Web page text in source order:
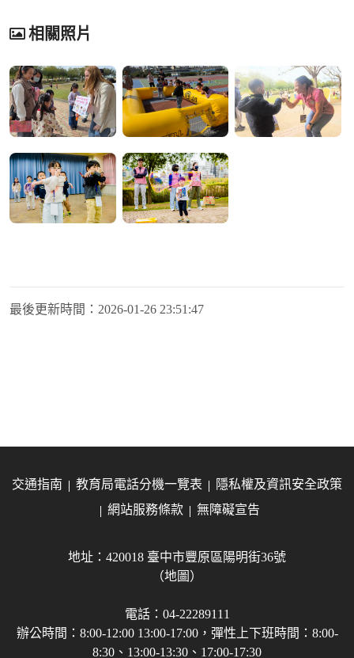
相關照片
最後更新時間： 2026-01-26 23:51:47
交通指南 教育局電話分機一覽表
隱私權及資訊安全政策
網站服務條款
無障礙宣告
地址：420018 臺中市豐原區陽明街36號
（地圖）
電話：04-22289111
辦公時間：8:00-12:00 13:00-17:00，彈性上下班時間：8:00-
8:30、13:00-13:30、17:00-17:30